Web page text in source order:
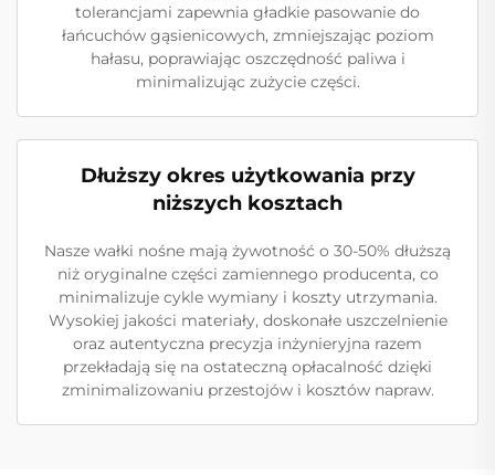
tolerancjami zapewnia gładkie pasowanie do
łańcuchów gąsienicowych, zmniejszając poziom
hałasu, poprawiając oszczędność paliwa i
minimalizując zużycie części.
Dłuższy okres użytkowania przy
niższych kosztach
Nasze wałki nośne mają żywotność o 30-50% dłuższą
niż oryginalne części zamiennego producenta, co
minimalizuje cykle wymiany i koszty utrzymania.
Wysokiej jakości materiały, doskonałe uszczelnienie
oraz autentyczna precyzja inżynieryjna razem
przekładają się na ostateczną opłacalność dzięki
zminimalizowaniu przestojów i kosztów napraw.